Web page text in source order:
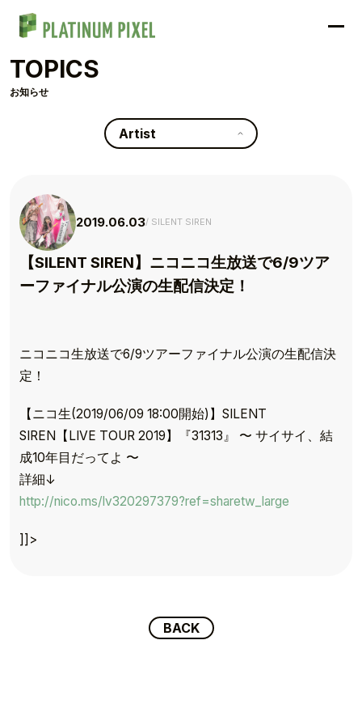
TOP
TOPICS
SCHEDULE
TOPICS
お知らせ
Artist
2019.06.03 SILENT SIREN
【SILENT SIREN】ニコニコ生放送で6/9ツア
ーファイナル公演の生配信決定！
ニコニコ生放送で6/9ツアーファイナル公演の生配信決
定！
【ニコ生(2019/06/09 18:00開始)】SILENT
SIREN【LIVE TOUR 2019】『31313』 〜 サイサイ、結
成10年目だってよ 〜
詳細↓
http://nico.ms/lv320297379?ref=sharetw_large
]]>
BACK